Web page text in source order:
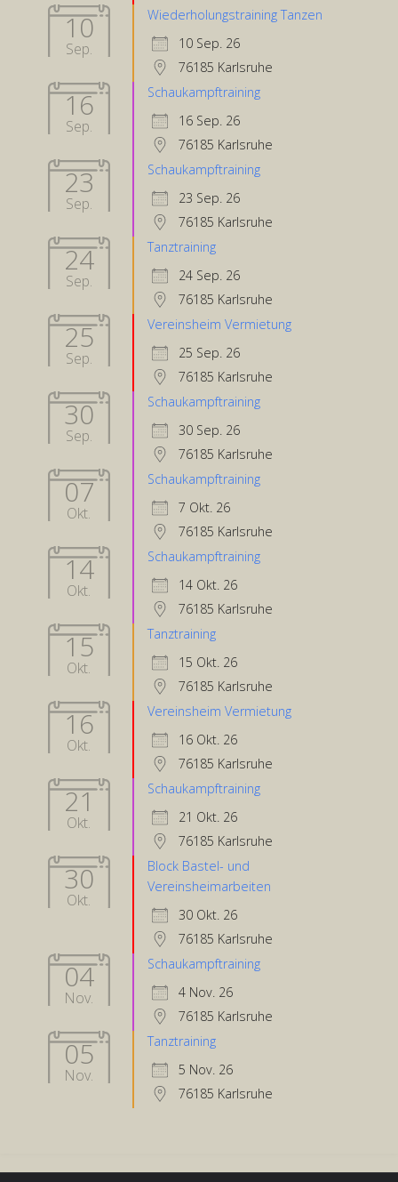
10
Sep.
Wiederholungstraining Tanzen
10 Sep. 26
76185 Karlsruhe
16
Sep.
Schaukampftraining
16 Sep. 26
76185 Karlsruhe
23
Sep.
Schaukampftraining
23 Sep. 26
76185 Karlsruhe
24
Sep.
Tanztraining
24 Sep. 26
76185 Karlsruhe
25
Sep.
Vereinsheim Vermietung
25 Sep. 26
76185 Karlsruhe
30
Sep.
Schaukampftraining
30 Sep. 26
76185 Karlsruhe
07
Okt.
Schaukampftraining
7 Okt. 26
76185 Karlsruhe
14
Okt.
Schaukampftraining
14 Okt. 26
76185 Karlsruhe
15
Okt.
Tanztraining
15 Okt. 26
76185 Karlsruhe
16
Okt.
Vereinsheim Vermietung
16 Okt. 26
76185 Karlsruhe
21
Okt.
Schaukampftraining
21 Okt. 26
76185 Karlsruhe
30
Okt.
Block Bastel- und
Vereinsheimarbeiten
30 Okt. 26
76185 Karlsruhe
04
Nov.
Schaukampftraining
4 Nov. 26
76185 Karlsruhe
05
Nov.
Tanztraining
5 Nov. 26
76185 Karlsruhe